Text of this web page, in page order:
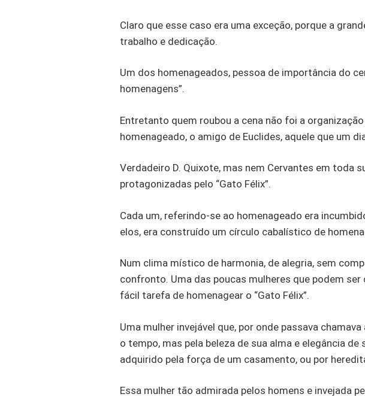
Claro que esse caso era uma exceção, porque a
trabalho e dedicação.
Um dos homenageados, pessoa de importância do
homenagens”.
Entretanto quem roubou a cena não foi a
homenageado, o amigo de Euclides, aquele que um
Verdadeiro D. Quixote, mas nem Cervantes em
protagonizadas pelo “Gato Félix”.
Cada um, referindo-se ao homenageado era
elos, era construído um círculo cabalístico de
Num clima místico de harmonia, de alegria, sem
confronto. Uma das poucas mulheres que podem ser
fácil tarefa de homenagear o “Gato Félix”.
Uma mulher invejável que, por onde passava
o tempo, mas pela beleza de sua alma e elegância
adquirido pela força de um casamento, ou por
Essa mulher tão admirada pelos homens e invejada